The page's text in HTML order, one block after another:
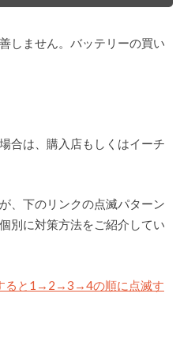
しません。バッテリーの買い
合は、購入店もしくはイーチ
、下のリンクの点滅パターン
別に対策方法をご紹介してい
ると1→2→3→4の順に点滅す